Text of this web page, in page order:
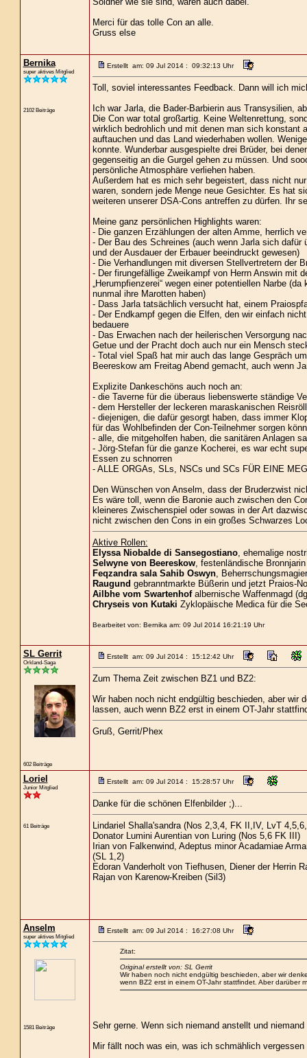
Merci für das tolle Con an alle.
Gruss else
Bernika
super aktives Mitglied
2102 Beiträge
Erstellt am: 09 Jul 2014 : 09:32:13 Uhr
Toll, soviel interessantes Feedback. Dann will ich
Ich war Jarla, die Bader-Barbierin aus Transysilien,
Die Con war total großartig. Keine Weltenrettung,
wirklich bedrohlich und mit denen man sich konstant
auftauchen und das Land wiederhaben wollen.
konnte. Wunderbar ausgespielte drei Brüder, bei
gegenseitig an die Gurgel gehen zu müssen. Und
persönliche Atmosphäre verliehen haben.
Außerdem hat es mich sehr begeistert, dass nicht
waren, sondern jede Menge neue Gesichter. Es hat
weiteren unserer DSA-Cons antreffen zu dürfen. Ihr
Meine ganz persönlichen Highlights waren:
- Die ganzen Erzählungen der alten Amme, herrlich
- Der Bau des Schreines (auch wenn Jarla sich
und der Ausdauer der Erbauer beeindruckt gewesen)
- Die Verhandlungen mit diversen Stellvertretern der
- Der firungefällige Zweikampf von Herrn Answin mit
„Herumpfienzerei“ wegen einer potentiellen Narbe
nunmal ihre Marotten haben)
- Dass Jarla tatsächlich versucht hat, einem
- Der Endkampf gegen die Elfen, den wir einfach
bedauere
- Das Erwachen nach der heilerischen Versorgung
Getue und der Pracht doch auch nur ein Mensch
- Total viel Spaß hat mir auch das lange Gespräch
Beereskow am Freitag Abend gemacht, auch wenn
Explizite Dankeschöns auch noch an:
- die Taverne für die überaus liebenswerte ständige
- dem Hersteller der leckeren maraskanischen
- diejenigen, die dafür gesorgt haben, dass immer
für das Wohlbefinden der Con-Teilnehmer sorgen
- alle, die mitgeholfen haben, die sanitären Anlagen
- Jörg-Stefan für die ganze Kocherei, es war echt
Essen zu schnorren
- ALLE ORGAs, SLs, NSCs und SCs FÜR EINE
Den Wünschen von Anselm, dass der Bruderzwist
Es wäre toll, wenn die Baronie auch zwischen den
kleineres Zwischenspiel oder sowas in der Art
nicht zwischen den Cons in ein großes Schwarzes
Aktive Rollen:
Elyssa Niobalde di Sansegostiano, ehemalige
Selwyne von Beereskow, festenländische
Feqzandra sala Sahib Oswyn,
Raugund gebranntmarkte Büßerin und jetzt Praios-
Ailbhe vom Swartenhofalbernische Waffenmagd
Chryseis von Kutaki Zyklopäische Medica für die
Bearbeitet von: Bernika am: 09 Jul 2014 16:21:19 Uhr
SL Gerrit
Orkland-Saga
602 Beiträge
Erstellt am: 09 Jul 2014 : 15:12:42 Uhr
Zum Thema Zeit zwischen BZ1 und BZ2:
Wir haben noch nicht endgültig beschieden, aber wir
lassen, auch wenn BZ2 erst in einem OT-Jahr
Gruß, Gerrit/Phex
Loriel
Junior Mitglied
61 Beiträge
Erstellt am: 09 Jul 2014 : 15:28:57 Uhr
Danke für die schönen Elfenbilder ;)...
Lindariel Shalla'sandra (Nos 2,3,4, FK II,IV, LvT
Donator Lumini Aurentian von Luring (Nos 5,6 FK III)
Irian von Falkenwind, Adeptus minor Acadamiae
(SL 1,2)
Edoran Vanderholt von Tiefhusen, Diener der Herrin
Rajan von Karenow-Kreiben (Sil3)
Anselm
super aktives Mitglied
1581 Beiträge
Erstellt am: 09 Jul 2014 : 16:27:08 Uhr
Zitat:
Original erstellt von: SL Gerrit
Wir haben noch nicht endgültig beschieden, aber wir
wenn BZ2 erst in einem OT-Jahr stattfindet. Aber darüber
Sehr gerne. Wenn sich niemand anstellt und
Mir fällt noch was ein, was ich schmählich vergessen